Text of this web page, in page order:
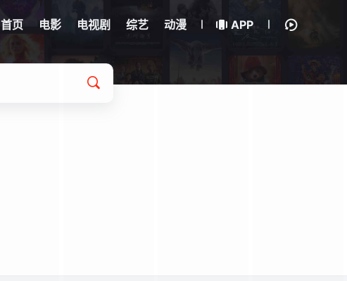
首页 电影 电视剧 综艺 动漫 APP